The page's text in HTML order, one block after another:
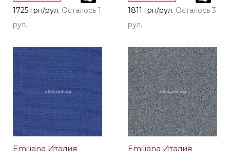
1725 грн/рул. Осталось 1
рул.
1811 грн/рул. Осталось 3
рул.
Emiliana Италия Emiliana Италия